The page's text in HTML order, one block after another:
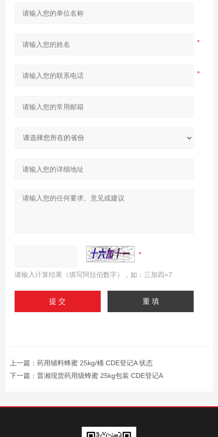
请输入计算结果（填写阿拉伯数字），如：三加四=7
上一篇： 药用辅料蜂蜜 25kg/桶 CDE登记A 状态
下一篇： 晋湘现货药用级蜂蜜 25kg包装 CDE登记A